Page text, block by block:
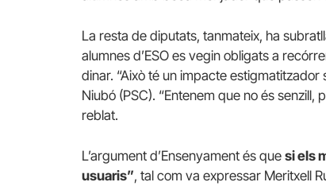
La resta de diputats, tanmateix, ha
alumnes d’ESO es vegin obligats a
dinar. “Això té un impacte
Niubó (PSC). “Entenem que no és
reblat.
L’argument d’Ensenyament és que si els
usuaris”, tal com va expressar Meritxell